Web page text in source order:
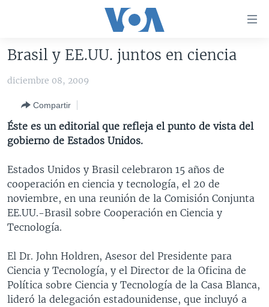
accesibilidad
al
principal
Salte
principal
Salte
búsqueda
AMÉRICA DEL NORTE
EEUU
MÉXICO
HAITÍ
ELECCIONES EEUU 2024
ELECCIONES EEUU
VOTO DIVIDIDO
VOA VERIFICA
VOA VERIFICA UCRANIA/RUSIA
VOA VERIFICA AMÉRICA LATINA
AMÉRICA LATINA
BOLIVIA
COLOMBIA
CHILE
ECUADOR
VENEZUELA
BRASIL
CHINA EN AMÉRICA LATINA
CENTROAMÉRICA
COSTA RICA
EL SALVADOR
GUATEMALA
HONDURAS
NICARAGUA
OTRAS SECCIONES
INMIGRACIÓN
LIBERTAD DE PRENSA
MUNDO
ECONOMÍA
ENTRETENIMIENTO Y CULTURA
ESPECIALES DE LA VOA
LIBERTAD DE PRENSA
UCRANIA
MULTIMEDIA
VIDEOS
PROGRAMAS TV
Brasil y EE.UU. juntos en ciencia
diciembre 08, 2009
Compartir
Éste es un editorial que refleja el punto de vista del
gobierno de Estados Unidos.
Estados Unidos y Brasil celebraron 15 años de
cooperación en ciencia y tecnología, el 20 de
noviembre, en una reunión de la Comisión Conjunta
EE.UU.-Brasil sobre Cooperación en Ciencia y
Tecnología.
El Dr. John Holdren, Asesor del Presidente para
Ciencia y Tecnología, y el Director de la Oficina de
Política sobre Ciencia y Tecnología de la Casa Blanca,
lideró la delegación estadounidense, que incluyó a